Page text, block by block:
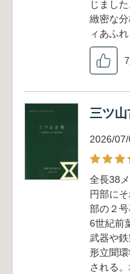
じまし
緻密な
ィあふ
三ツ山
2026/07/
全長38
円部に
部の２
6世紀前
武器や
形立聞
される